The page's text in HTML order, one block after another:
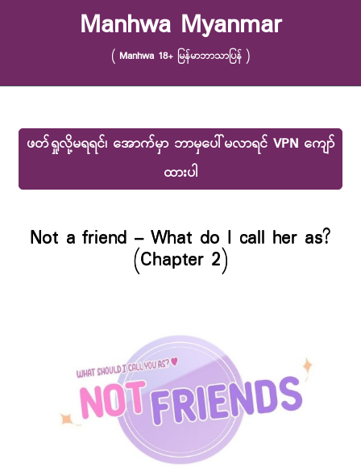
Manhwa Myanmar
( Manhwa 18+ မြန်မာဘာသာပြန် )
ဖတ်ရှုလို့မရရင်၊ အောက်မှာ ဘာမှပေါ်မလာရင် VPN ကျော်
ထားပါ
Not a friend – What do I call her as?
(Chapter 2)